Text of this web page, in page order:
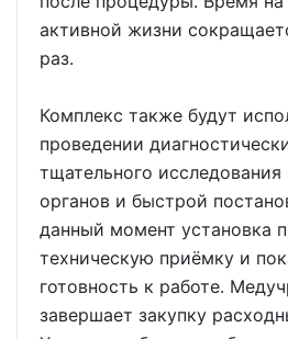
активной жизни
раз.
Комплекс также будут
проведении
тщательного исследования
органов и быстрой
данный момент установка
техническую приёмку и
готовность к работе.
завершает закупку